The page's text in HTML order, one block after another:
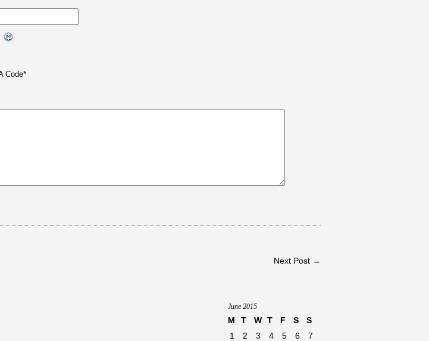
Code*
Next Post →
June 2015
M T W T F S
S
1
2 3 4 5 6 7